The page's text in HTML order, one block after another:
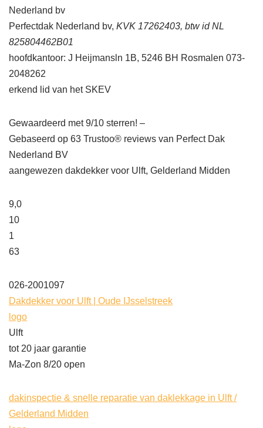
Nederland bv
Perfectdak Nederland bv, KVK 17262403, btw id NL
825804462B01
hoofdkantoor: J Heijmansln 1B, 5246 BH Rosmalen 073-
2048262
erkend lid van het SKEV
Gewaardeerd met 9/10 sterren! –
Gebaseerd op 63 Trustoo® reviews van Perfect Dak
Nederland BV
aangewezen dakdekker voor Ulft, Gelderland Midden
9,0
10
1
63
026-2001097
Dakdekker voor Ulft | Oude IJsselstreek
logo
Ulft
tot 20 jaar garantie
Ma-Zon 8/20 open
dakinspectie & snelle reparatie van daklekkage in Ulft /
Gelderland Midden